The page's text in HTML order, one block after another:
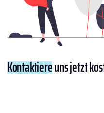
Kontaktiereuns jetzt